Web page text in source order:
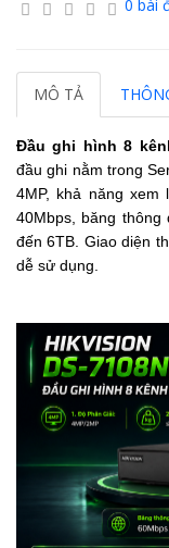
0 bài
MÔ TẢ
Đầu ghi hình 8 kênh
đầu ghi nằm trong
4MP, khả năng
40Mbps, băng
đến 6TB. Giao diện
dễ sử dụng.